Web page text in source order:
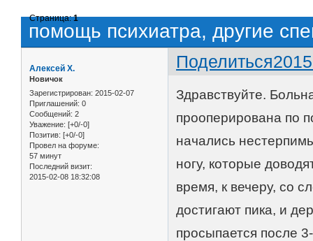
помощь психиатра, другие
Страница:1
Поделиться
Алексей Х.
Новичок
Зарегистрирован: 2015-02-07
Приглашений: 0
Сообщений: 2
Уважение: [+0/-0]
Позитив: [+0/-0]
Провел на форуме:
57 минут
Последний визит:
2015-02-08 18:32:08
Здравствуйте.
прооперирована по
начались
ногу, которые
время, к вечеру, со
достигают пика, и
просыпается после